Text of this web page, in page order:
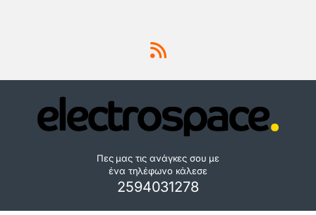
Πες μας τις ανάγκες σου με
ένα τηλέφωνο κάλεσε
2594031278